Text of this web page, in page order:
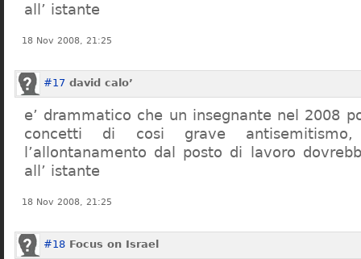
all’ istante
18 Nov 2008, 21:25
#17 david calo’
e’ drammatico che un insegnante nel 2008
concetti di cosi grave
l’allontanamento dal posto di lavoro
all’ istante
18 Nov 2008, 21:25
#18 Focus on Israel